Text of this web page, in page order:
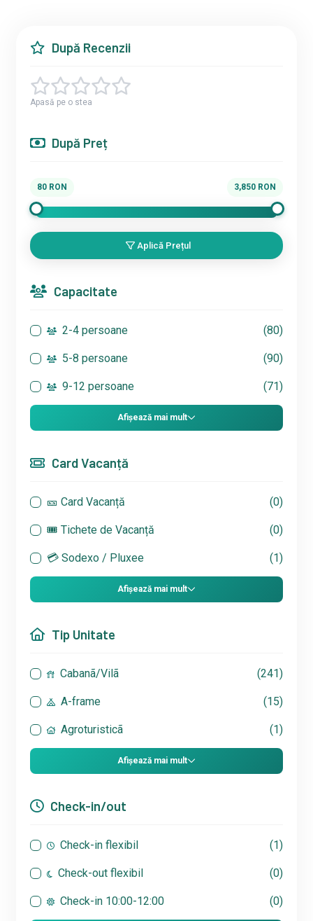
După Recenzii
Apasă pe o stea
După Preț
80 RON 3,850RON
Aplică Prețul
Capacitate
2-4 persoane (80)
5-8 persoane (90)
9-12 persoane (71)
Afișează mai mult
Card Vacanță
🎫 Card Vacanță (0)
🎟 Tichete de Vacanță (0)
💳 Sodexo / Pluxee (1)
Afișează mai mult
Tip Unitate
Cabanã/Vilã (241)
A-frame (15)
Agroturisticã (1)
Afișează mai mult
Check-in/out
Check-in flexibil (1)
Check-out flexibil (0)
Check-in 10:00-12:00 (0)